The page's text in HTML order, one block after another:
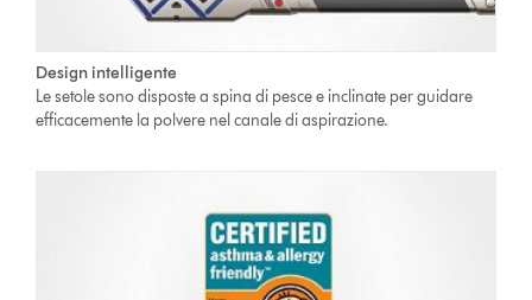
Design intelligente
Le setole sono disposte a spina di pesce e inclinate per guidare
efficacemente la polvere nel canale di aspirazione.